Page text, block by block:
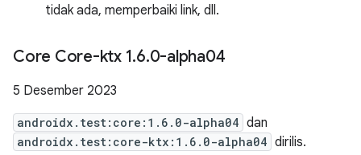
tidak ada, memperbaiki link, dll.
Core Core-ktx 1.6.0-alpha04
5 Desember 2023
androidx.test:core:1.6.0-alpha04 dan
androidx.test:core-ktx:1.6.0-alpha04 dirilis.